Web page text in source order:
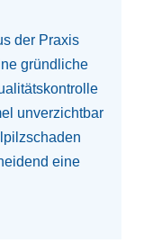
der Praxis
gründliche
unverzichtbar
eine